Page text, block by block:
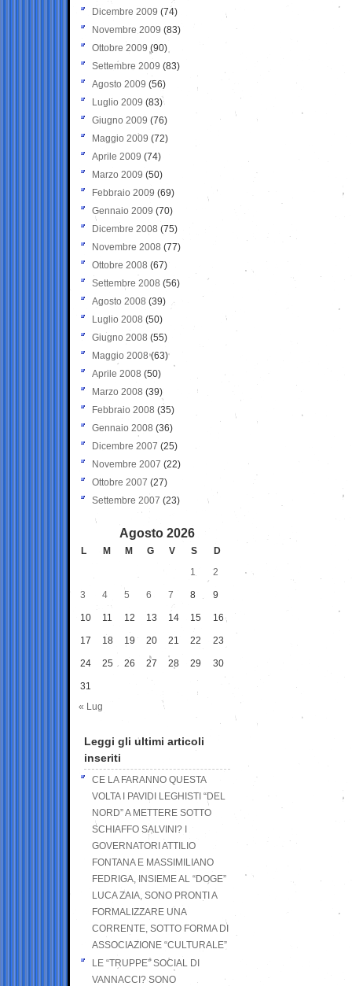
Dicembre 2009 (74)
Novembre 2009 (83)
Ottobre 2009 (90)
Settembre 2009 (83)
Agosto 2009 (56)
Luglio 2009 (83)
Giugno 2009 (76)
Maggio 2009 (72)
Aprile 2009 (74)
Marzo 2009 (50)
Febbraio 2009 (69)
Gennaio 2009 (70)
Dicembre 2008 (75)
Novembre 2008 (77)
Ottobre 2008 (67)
Settembre 2008 (56)
Agosto 2008 (39)
Luglio 2008 (50)
Giugno 2008 (55)
Maggio 2008(63)
Aprile 2008 (50)
Marzo 2008 (39)
Febbraio 2008 (35)
Gennaio 2008 (36)
Dicembre 2007 (25)
Novembre 2007 (22)
Ottobre 2007 (27)
Settembre 2007 (23)
Agosto 2026
L M M G V S
D
1
2
3 4 5 6 7 8 9
10 11 12 13 14 15 16
17 18 19 20 21 22 23
24 25 26 27 28 29 30
31
« Lug
Leggi gli ultimi articoli
inseriti
CE LA FARANNO QUESTA
VOLTA I PAVIDI LEGHISTI “DEL
NORD” A METTERE SOTTO
SCHIAFFO SALVINI? I
GOVERNATORI ATTILIO
FONTANA E MASSIMILIANO
FEDRIGA, INSIEME AL “DOGE”
LUCA ZAIA, SONO PRONTI A
FORMALIZZARE UNA
CORRENTE, SOTTO FORMA DI
ASSOCIAZIONE “CULTURALE”
LE “TRUPPE” SOCIAL DI
VANNACCI? SONO